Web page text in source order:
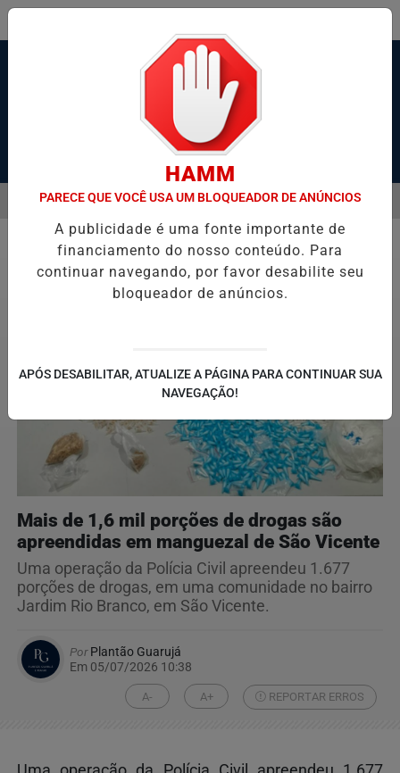
Pesquisar Notícia
DE BALSAS E NAVEGAÇÃO NO PORTO DE SANTOS; VÍDEO
EM ALTA
MENU
Polícia
Mais de 1,6 mil porções de drogas são
apreendidas em manguezal de São Vicente
Uma operação da Polícia Civil apreendeu 1.677
porções de drogas, em uma comunidade no bairro
Jardim Rio Branco, em São Vicente.
PorPlantão Guarujá
Em 05/07/2026 10:38
A- A+ REPORTAR ERROS
HAMM
PARECE QUE VOCÊ USA UM BLOQUEADOR DE ANÚNCIOS
A publicidade é uma fonte importante de
financiamento do nosso conteúdo. Para
continuar navegando, por favor desabilite seu
bloqueador de anúncios.
APÓS DESABILITAR, ATUALIZE A PÁGINA PARA CONTINUAR SUA
NAVEGAÇÃO!